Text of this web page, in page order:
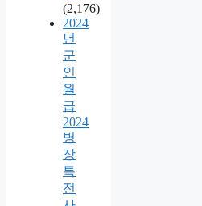
(2,176)
2024
년
군
인
월
급
2024
병
장
특
전